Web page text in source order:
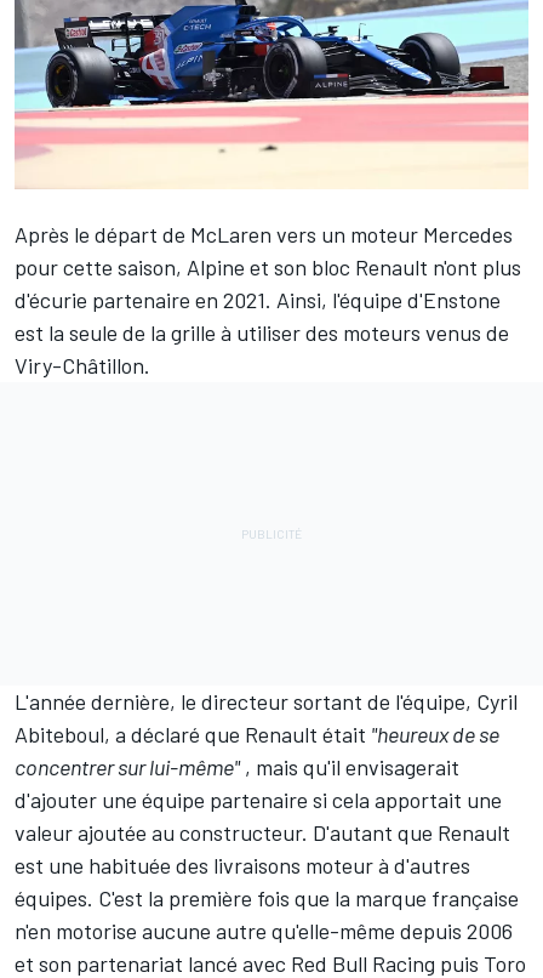
Après le départ de McLaren vers un moteur Mercedes
pour cette saison, Alpine et son bloc Renault n'ont plus
d'écurie partenaire en 2021. Ainsi, l'équipe d'Enstone
est la seule de la grille à utiliser des moteurs venus de
Viry-Châtillon.
L'année dernière, le directeur sortant de l'équipe, Cyril
Abiteboul, a déclaré que Renault était "heureux de se
concentrer sur lui-même", mais qu'il envisagerait
d'ajouter une équipe partenaire si cela apportait une
valeur ajoutée au constructeur. D'autant que Renault
est une habituée des livraisons moteur à d'autres
équipes. C'est la première fois que la marque française
n'en motorise aucune autre qu'elle-même depuis 2006
et son partenariat lancé avec Red Bull Racing puis Toro